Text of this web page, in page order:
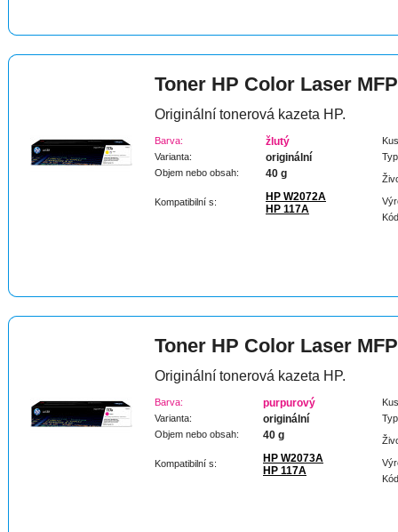
Toner HP Color Laser
Originální tonerová kazeta HP.
Barva: žlutý
Varianta: originální
Objem nebo obsah: 40 g
Kompatibilní s:
HP W2072A
HP 117A
Toner HP Color Laser
Originální tonerová kazeta HP.
Barva: purpurový
Varianta: originální
Objem nebo obsah: 40 g
Kompatibilní s:
HP W2073A
HP 117A